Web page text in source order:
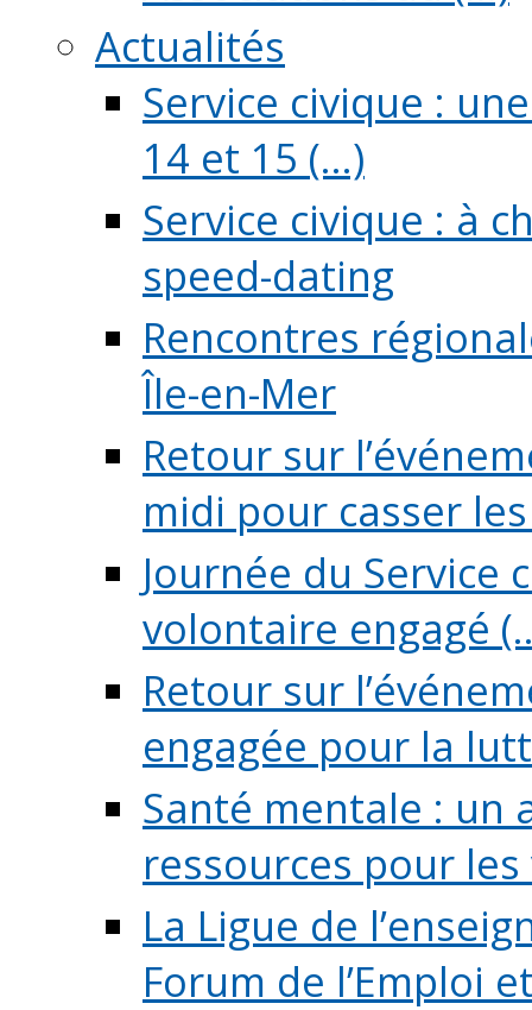
Actualités
Service civique :
14 et 15 (...)
Service civique : à
speed-dating
Rencontres
Île-en-Mer
Retour sur
midi pour casser les
Journée du Service
volontaire engagé
Retour sur
engagée pour la
Santé mentale : un
ressources pour
La Ligue de
Forum de l’Emploi